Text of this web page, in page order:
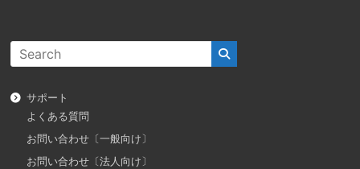
サポート
よくある質問
お問い合わせ〔一般向け〕
お問い合わせ〔法人向け〕